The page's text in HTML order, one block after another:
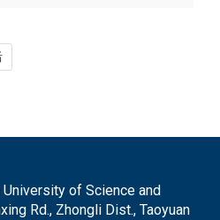
of Science and
Rd., Zhongli Dist., Taoyuan